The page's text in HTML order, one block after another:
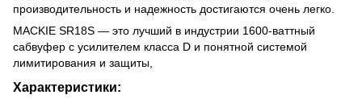
производительность и надежность достигаются очень легко.
MACKIE SR18S — это лучший в индустрии 1600-ваттный
сабвуфер с усилителем класса D и понятной системой
лимитирования и защиты,
Характеристики: